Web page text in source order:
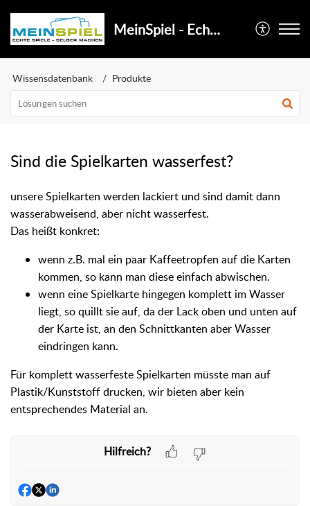
MeinSpiel - Echte Spiele selber machen
Wissensdatenbank Produkte
Sind die Spielkarten wasserfest?
unsere Spielkarten werden lackiert und sind damit dann
wasserabweisend, aber nicht wasserfest.
Das heißt konkret:
wenn z.B. mal ein paar Kaffeetropfen auf die Karten
kommen, so kann man diese einfach abwischen.
wenn eine Spielkarte hingegen komplett im Wasser
liegt, so quillt sie auf, da der Lack oben und unten auf
der Karte ist, an den Schnittkanten aber Wasser
eindringen kann.
Für komplett wasserfeste Spielkarten müsste man auf
Plastik/Kunststoff drucken, wir bieten aber kein
entsprechendes Material an.
Hilfreich?